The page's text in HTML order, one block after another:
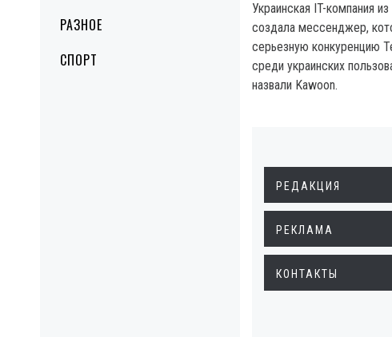
РАЗНОЕ
СПОРТ
Украинская IT-компания
создала мессенджер,
серьезную конкуренцию
среди украинских
назвали Kawoon.
РЕДАКЦИЯ
РЕКЛАМА
КОНТАКТЫ